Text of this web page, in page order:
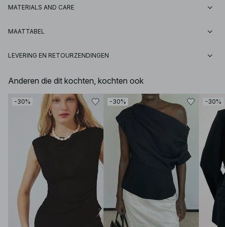
MATERIALS AND CARE
MAATTABEL
LEVERING EN RETOURZENDINGEN
Anderen die dit kochten, kochten ook
-30% -30% -30%